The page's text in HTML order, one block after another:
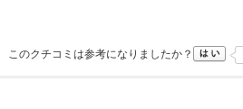
このクチコミは参考になりましたか？